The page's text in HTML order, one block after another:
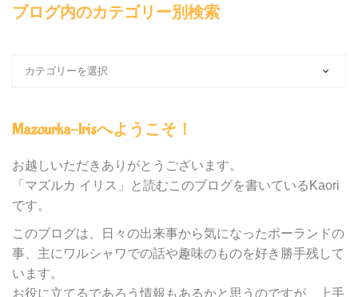
ブログ内のカテゴリー別検索
の
テ
ゴ
ー
別
検
索
Mazourka-Irisへようこそ！
お越しいただきありがとうございます。
「マズルカ イリス」と読むこのブログを書いているKaori
です。
このブログは、日々の出来事から気になったポーランドの
事、主にワルシャワでの話や趣味のものを好き勝手残して
います。
お役に立てるであろう情報もあるかと思うのですが、上手